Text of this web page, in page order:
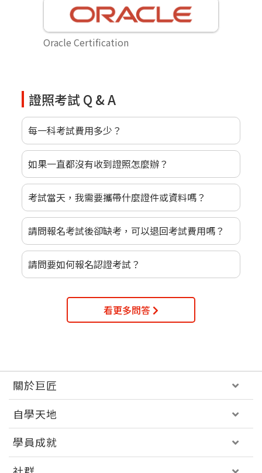
Oracle Certification
證照考試 Q & A
每一科考試費用多少？
如果一直都沒有收到證照怎麼辦？
考試當天，我需要攜帶什麼證件或資料嗎？
請問報名考試後卻缺考，可以退回考試費用嗎？
請問要如何報名認證考試？
看更多問答
關於巨匠
自學天地
學員成就